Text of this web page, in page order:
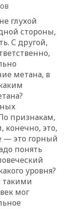
глухой
стороны,
С другой,
метана, в
признакам,
конечно, это,
— это горный
понять
уровня?
такими
мог